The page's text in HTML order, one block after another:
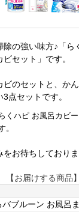
除の強い味方♪「
セット」です。
ビのセットと、か
点セットです。
くハピ お風呂カビ
。
お待ちしておりま
【お届けする商品】
ブルーン お風呂